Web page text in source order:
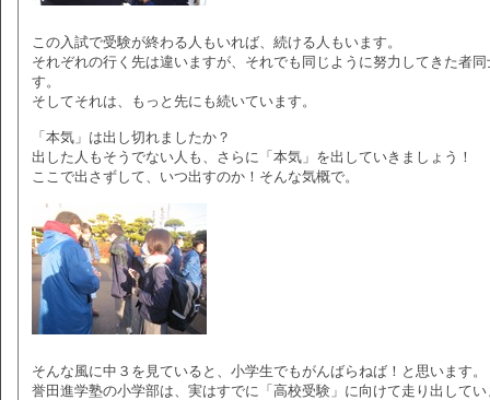
この入試で受験が終わる人もいれば、続ける人もいます。
それぞれの行く先は違いますが、それでも同じように努力してきた者同
す。
そしてそれは、もっと先にも続いています。
「本気」は出し切れましたか？
出した人もそうでない人も、さらに「本気」を出していきましょう！
ここで出さずして、いつ出すのか！そんな気概で。
そんな風に中３を見ていると、小学生でもがんばらねば！と思います。
誉田進学塾の小学部は、実はすでに「高校受験」に向けて走り出してい